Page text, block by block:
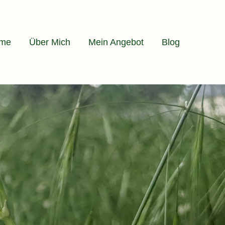
Über Mich Mein Angebot Blog